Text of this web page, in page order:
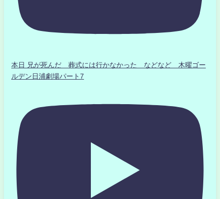
本日 兄が死んだ 葬式には行かなかった などなど 木曜ゴー
ルデン日浦劇場パート7